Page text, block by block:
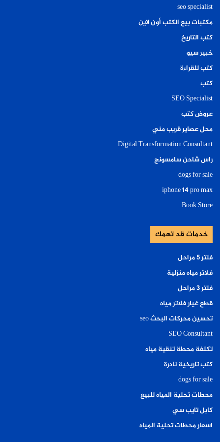
seo specialist
مكتبات بيع الكتب أون لاين
كتب التاريخ
خبير سيو
كتب للقراءة
كتب
SEO Specialist
عروض كتب
محل عصاير قريب مني
Digital Transformation Consultant
راس شاحن سامسونج
dogs for sale
iphone 14 pro max
Book Store
خدمات قد تهمك
فلتر ٥ مراحل
فلاتر مياه منزلية
فلتر ٣ مراحل
قطع غيار فلاتر مياه
تحسين محركات البحث seo
SEO Consultant
تكلفة محطة تنقية مياه
كتب تاريخية نادرة
dogs for sale
محطات تحلية المياه للبيع
كابل تايب سي
اسعار محطات تحلية المياه